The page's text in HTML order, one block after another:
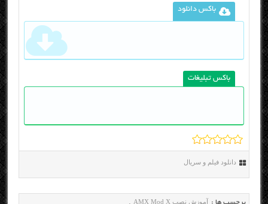
باکس دانلود
باکس تبلیغات
دانلود فیلم و سریال
آموزش نصب AMX Mod X